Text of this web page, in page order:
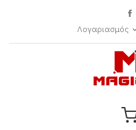
Λογαριασμός